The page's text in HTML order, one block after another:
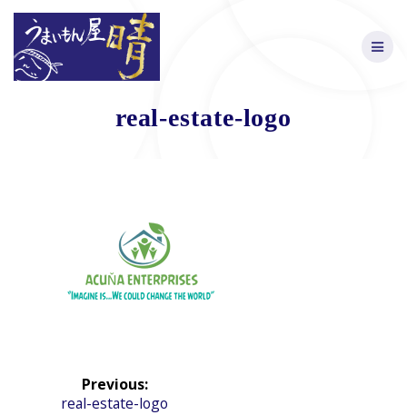
real-estate-logo
Previous:
Previous
real-estate-logo